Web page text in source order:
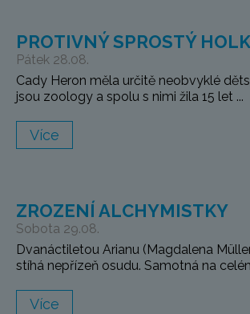
PROTIVNÝ SPROSTÝ
Pátek 28.08.
Cady Heron měla určitě neobvyklé
jsou zoology a spolu s nimi žila 15 let ...
Více
ZROZENÍ ALCHYMISTKY
Sobota 29.08.
Dvanáctiletou Arianu (Magdalena
stíhá nepřízeň osudu. Samotná na
Více